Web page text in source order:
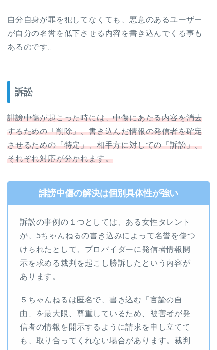
自分自身が罪を犯してなくても、悪意のあるユーザー
が自分の名誉を低下させる内容を書き込んでくる事も
あるのです。
訴訟
誹謗中傷が起こった時には、中傷にあたる内容を消去
するための「削除」、書き込んだ情報の発信者を確定
させるための「特定」、相手方に対しての「訴訟」、
それぞれ対応が分かれます。
誹謗中傷の解決は個別具体性が強い
訴訟の事例の１つとしては、ある女性タレント
が、5ちゃんねるの書き込みによって名誉を傷つ
けられたとして、プロバイダーに発信者情報開
示を求める裁判を起こし勝訴したという内容が
あります。
５ちゃんねるは匿名で、書き込む「言論の自
由」を最大限、尊重しているため、被害者が発
信者の情報を開示するように請求を申し立てて
も、取り合ってくれない場合があります。裁判